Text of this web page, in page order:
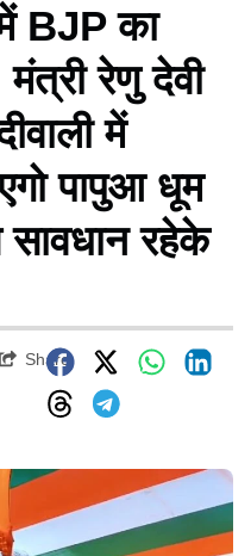
BJP का
रेणु देवी
में
पापुआ धूम
रहेके
Share